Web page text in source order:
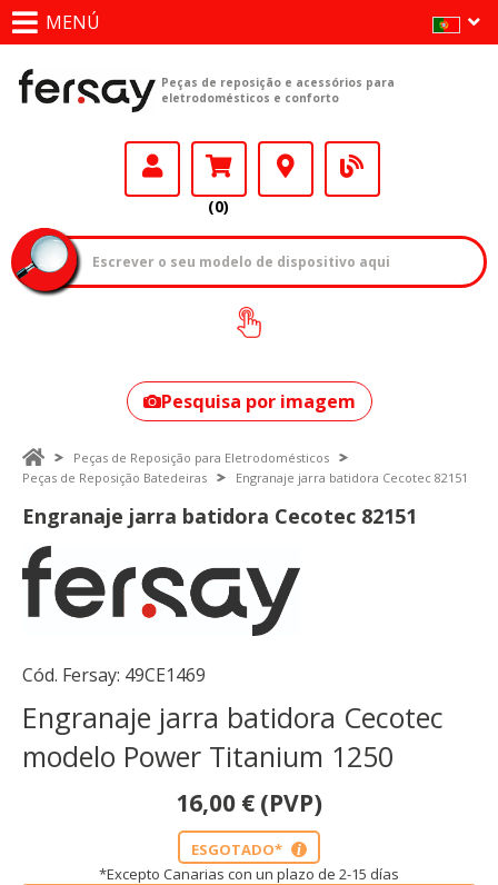
MENÚ
Peças de reposição e acessórios para
eletrodomésticos e conforto
(0)
Como encontrar
o seu modelo?
Pesquisa por imagem
Peças de Reposição para Eletrodomésticos
Peças de Reposição Batedeiras
Engranaje jarra batidora Cecotec 82151
Engranaje jarra batidora Cecotec 82151
Cód. Fersay: 49CE1469
Engranaje jarra batidora Cecotec
modelo Power Titanium 1250
16,00 € (PVP)
ESGOTADO* i
*Excepto Canarias con un plazo de 2-15 días